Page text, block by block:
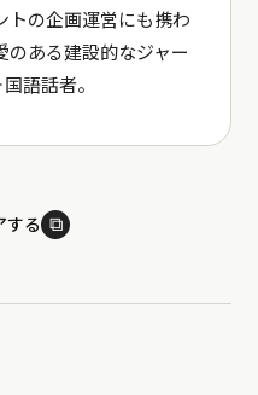
トの企画運営にも携わ
のある建設的なジャー
語話者。
する ⧉